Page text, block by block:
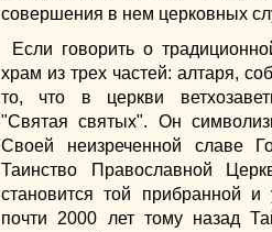
совершения в нем церковных
Если говорить о
храм из трех частей: алтаря,
то, что в церкви
"Святая святых". Он
Своей неизреченной славе
Таинство Православной
становится той прибранной и
почти 2000 лет тому назад